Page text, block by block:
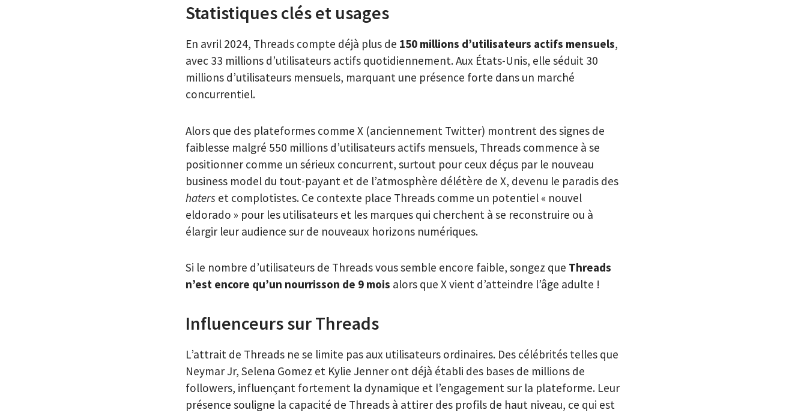
Statistiques clés et usages
En avril 2024, Threads compte déjà plus de 150 millions d’utilisateurs actifs mensuels,
avec 33 millions d’utilisateurs actifs quotidiennement. Aux États-Unis, elle séduit 30
millions d’utilisateurs mensuels, marquant une présence forte dans un marché
concurrentiel.
Alors que des plateformes comme X (anciennement Twitter) montrent des signes de
faiblesse malgré 550 millions d’utilisateurs actifs mensuels, Threads commence à se
positionner comme un sérieux concurrent, surtout pour ceux déçus par le nouveau
business model du tout-payant et de l’atmosphère délétère de X, devenu le paradis des
haters et complotistes. Ce contexte place Threads comme un potentiel « nouvel
eldorado » pour les utilisateurs et les marques qui cherchent à se reconstruire ou à
élargir leur audience sur de nouveaux horizons numériques.
Si le nombre d’utilisateurs de Threads vous semble encore faible, songez que Threads
n’est encore qu’un nourrisson de 9 mois alors que X vient d’atteindre l’âge adulte !
Influenceurs sur Threads
L’attrait de Threads ne se limite pas aux utilisateurs ordinaires. Des célébrités telles que
Neymar Jr, Selena Gomez et Kylie Jenner ont déjà établi des bases de millions de
followers, influençant fortement la dynamique et l’engagement sur la plateforme. Leur
présence souligne la capacité de Threads à attirer des profils de haut niveau, ce qui est